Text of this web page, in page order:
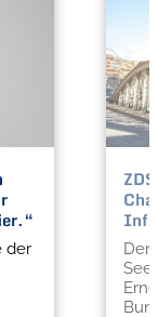
der
Der